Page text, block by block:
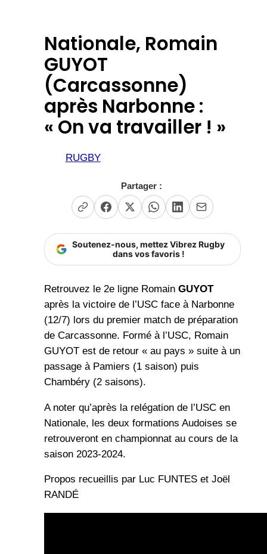
Nationale, Romain
GUYOT
(Carcassonne)
après Narbonne :
« On va travailler ! »
RUGBY
Partager :
Soutenez-nous, mettez Vibrez Rugby
dans vos favoris !
Retrouvez le 2e ligne Romain GUYOT
après la victoire de l’USC face à Narbonne
(12/7) lors du premier match de préparation
de Carcassonne. Formé à l’USC, Romain
GUYOT est de retour « au pays » suite à un
passage à Pamiers (1 saison) puis
Chambéry (2 saisons).
A noter qu’après la relégation de l’USC en
Nationale, les deux formations Audoises se
retrouveront en championnat au cours de la
saison 2023-2024.
Propos recueillis par Luc FUNTES et Joël
RANDÉ